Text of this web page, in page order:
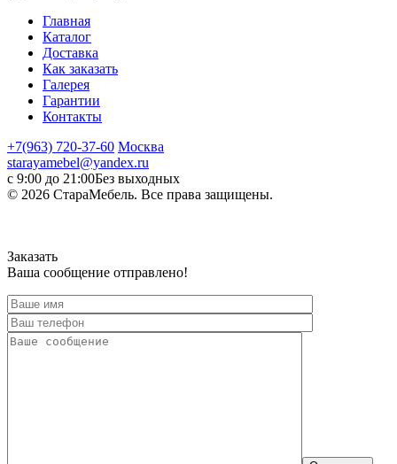
Главная
Каталог
Доставка
Как заказать
Галерея
Гарантии
Контакты
+7(963) 720-37-60 Москва
starayamebel@yandex.ru
с 9:00 до 21:00Без выходных
© 2026 СтараМебель. Все права защищены.
Заказать
Ваша сообщение отправлено!